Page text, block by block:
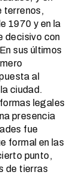
terrenos,
1970 y en la
decisivo con
sus últimos
al
ciudad.
legales
presencia
fue
formal en las
punto,
de tierras